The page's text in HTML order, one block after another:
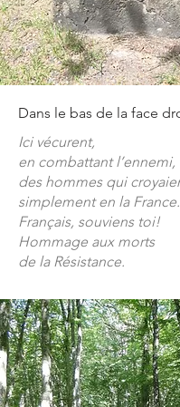
Dans le bas de la face
Ici vécurent,
en combattant l’ennemi,
des hommes qui
simplement en la France.
Français, souviens toi!
Hommage aux morts
de la Résistance.